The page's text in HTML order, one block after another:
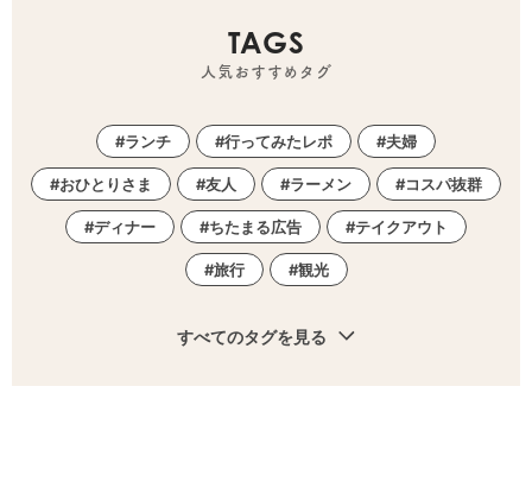
TAGS
人気おすすめタグ
ランチ 行ってみたレポ 夫婦
おひとりさま 友人 ラーメン コスパ抜群
ディナー ちたまる広告 テイクアウト
旅行 観光
すべてのタグを見る